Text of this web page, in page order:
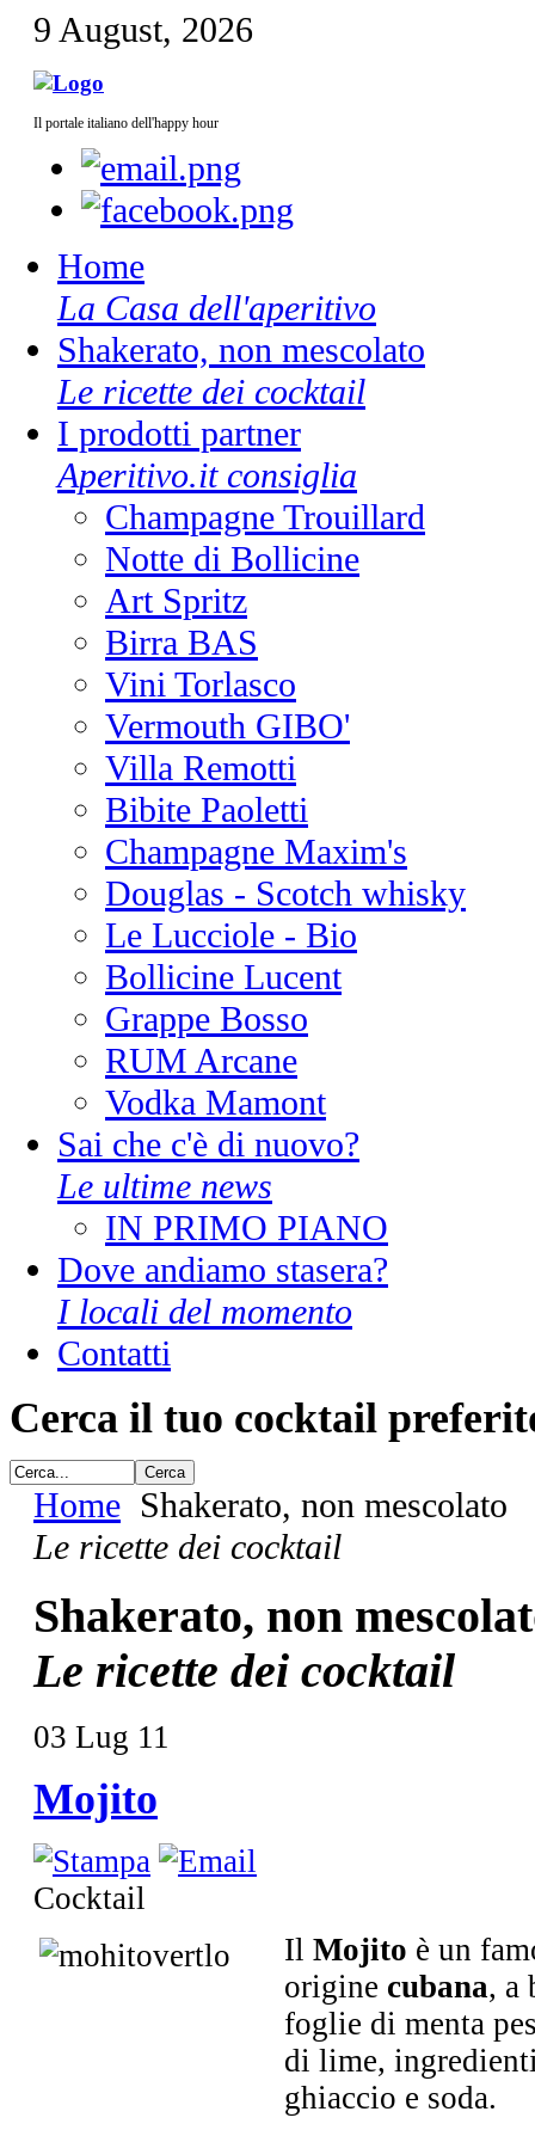
9 August, 2026
Il portale italiano dell'happy hour
Home
La Casa dell'aperitivo
Shakerato, non mescolato
Le ricette dei cocktail
I prodotti partner
Aperitivo.it consiglia
Champagne Trouillard
Notte di Bollicine
Art Spritz
Birra BAS
Vini Torlasco
Vermouth GIBO'
Villa Remotti
Bibite Paoletti
Champagne Maxim's
Douglas - Scotch whisky
Le Lucciole - Bio
Bollicine Lucent
Grappe Bosso
RUM Arcane
Vodka Mamont
Sai che c'è di nuovo?
Le ultime news
IN PRIMO PIANO
Dove andiamo stasera?
I locali del momento
Contatti
Cerca il tuo cocktail
Home Shakerato, non mescolato
Le ricette dei cocktail
Shakerato, non
Le ricette dei cocktail
03 Lug 11
Mojito
Cocktail
Il Mojito è un
origine cubana, a
foglie di menta
di lime,
ghiaccio e soda.